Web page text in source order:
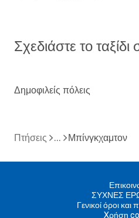
Σχεδιάστε το ταξίδι
Δημοφιλείς πόλεις
Πτήσεις Μπίνγκχαμτον
ΣΥΧΝΕΣ
Γενικοί όροι
Xρήση